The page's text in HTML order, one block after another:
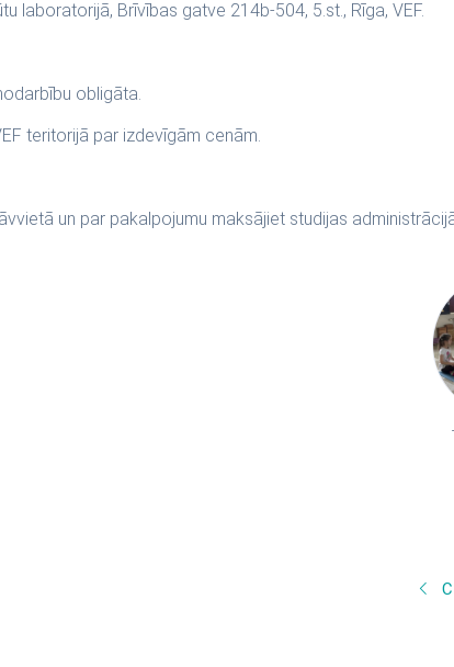
laboratorijā, Brīvības gatve 214b-504, 5.st., Rīga, VEF.
obligāta.
teritorijā par izdevīgām cenām.
un par pakalpojumu maksājiet studijas